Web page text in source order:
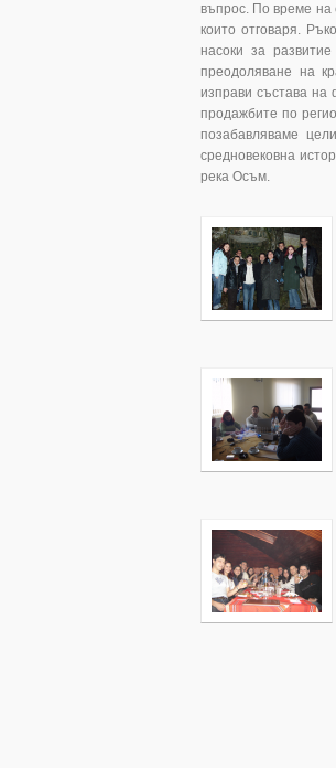
въпрос. По време на
които отговаря.
насоки за
преодоляване на
изправи състава
продажбите по
позабавляваме
средновековна
река Осъм.